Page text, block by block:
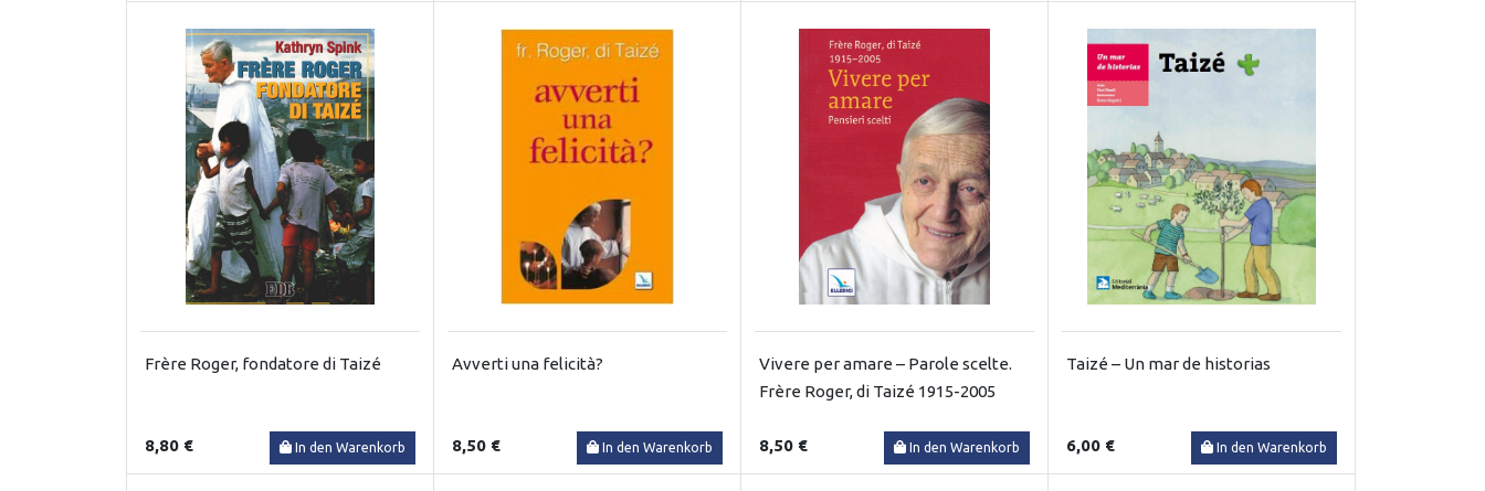
Frère Roger, fondatore di Taizé
8,80 € In den Warenkorb
Avverti una felicità?
8,50 € In den Warenkorb
Vivere per amare – Parole scelte.
Frère Roger, di Taizé 1915-2005
8,50 € In den Warenkorb
Taizé – Un mar de historias
6,00 € In den Warenkorb